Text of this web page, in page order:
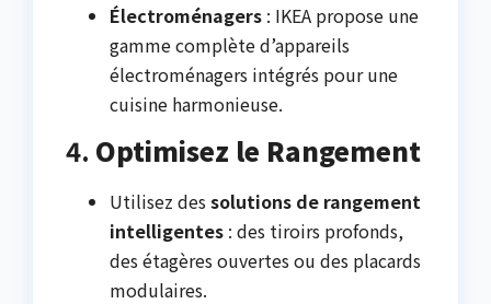
Électroménagers : IKEA propose une
gamme complète d’appareils
électroménagers intégrés pour une
cuisine harmonieuse.
4. Optimisez le Rangement
Utilisez des solutions de rangement
intelligentes : des tiroirs profonds,
des étagères ouvertes ou des placards
modulaires.